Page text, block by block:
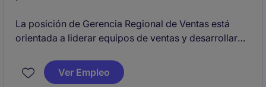
La posición de Gerencia Regional de Ventas está
orientada a liderar equipos de ventas y desarrollar
principal es alcanzar y superar las metas
comerciales establecidas, garantizando un
Ver Empleo